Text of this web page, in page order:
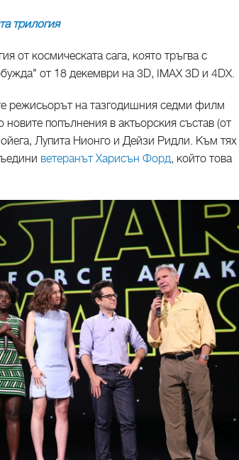
трилогия
от космическата сага, която тръгва с
от 18 декември на 3D, IMAX 3D и 4DX.
режисьорът на тазгодишния седми филм
попълнения в актьорския състав (от
Лупита Нионго и Дейзи Ридли. Към тях
ветеранът Харисън Форд, който това